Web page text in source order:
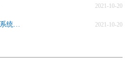
2021-10-20
2021-10-20